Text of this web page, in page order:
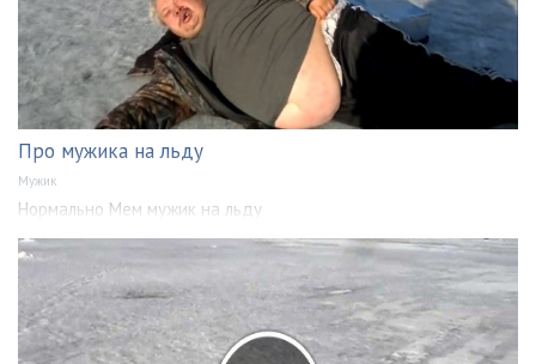
Про мужика на льду
Мужик
Нормально Мем мужик на льду